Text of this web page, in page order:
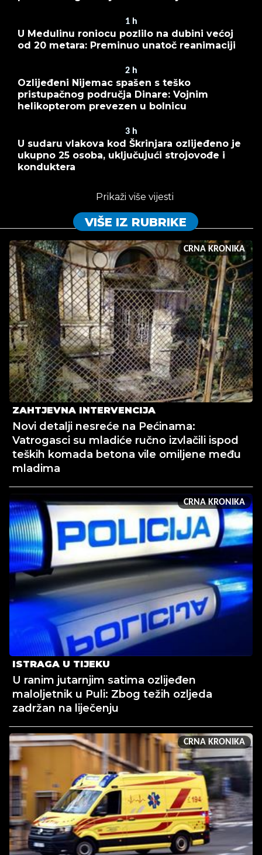
1 h
U Medulinu roniocu pozlilo na dubini većoj
od 20 metara: Preminuo unatoč reanimaciji
2 h
Ozlijeđeni Nijemac spašen s teško
pristupačnog područja Dinare: Vojnim
helikopterom prevezen u bolnicu
3 h
U sudaru vlakova kod Škrinjara ozlijeđeno je
ukupno 25 osoba, uključujući strojovođe i
konduktera
Prikaži više vijesti
VIŠE IZ RUBRIKE
CRNA KRONIKA
ZAHTJEVNA INTERVENCIJA
Novi detalji nesreće na Pećinama:
Vatrogasci su mladiće ručno izvlačili ispod
teških komada betona vile omiljene među
mladima
CRNA KRONIKA
ISTRAGA U TIJEKU
U ranim jutarnjim satima ozlijeđen
maloljetnik u Puli: Zbog težih ozljeda
zadržan na liječenju
CRNA KRONIKA